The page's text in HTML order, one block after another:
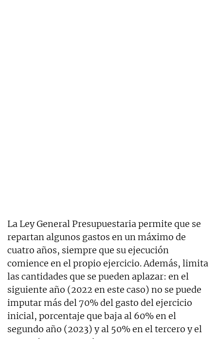
La Ley General Presupuestaria permite que se
repartan algunos gastos en un máximo de
cuatro años, siempre que su ejecución
comience en el propio ejercicio. Además, limita
las cantidades que se pueden aplazar: en el
siguiente año (2022 en este caso) no se puede
imputar más del 70% del gasto del ejercicio
inicial, porcentaje que baja al 60% en el
segundo año (2023) y al 50% en el tercero y el